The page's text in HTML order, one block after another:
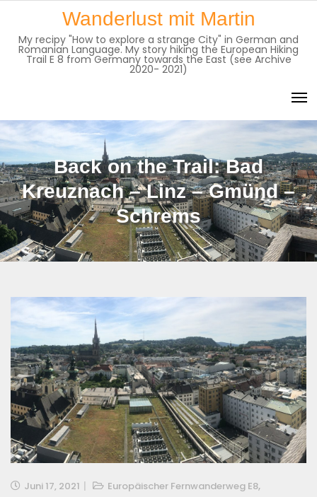
content
Wanderlust mit Martin
My recipy "How to explore a strange City" in German and
Romanian Language. My story hiking the European Hiking
Trail E 8 from Germany towards the East (see Archive
2020- 2021)
Back on the Trail: Bad
Kreuznach – Linz – Gmünd –
Schrems
Juni 17, 2021 Europäischer Fernwanderweg E8,